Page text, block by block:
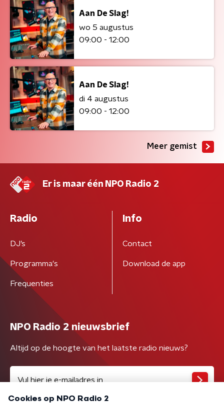
Aan De Slag!
wo 5 augustus
09:00 - 12:00
Aan De Slag!
di 4 augustus
09:00 - 12:00
Meer gemist
Er is maar één NPO Radio 2
Radio
DJ’s
Programma's
Frequenties
Info
Contact
Download de app
NPO Radio 2 nieuwsbrief
Altijd op de hoogte van het laatste radio nieuws?